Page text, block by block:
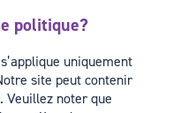
politique?
uniquement
site peut contenir
Veuillez noter que